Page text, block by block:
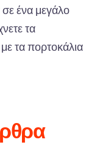
σε ένα μεγάλο
τα
τα πορτοκάλια